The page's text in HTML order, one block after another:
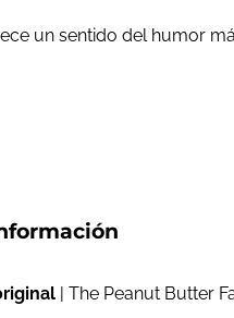
un sentido del
| The Peanut Butter